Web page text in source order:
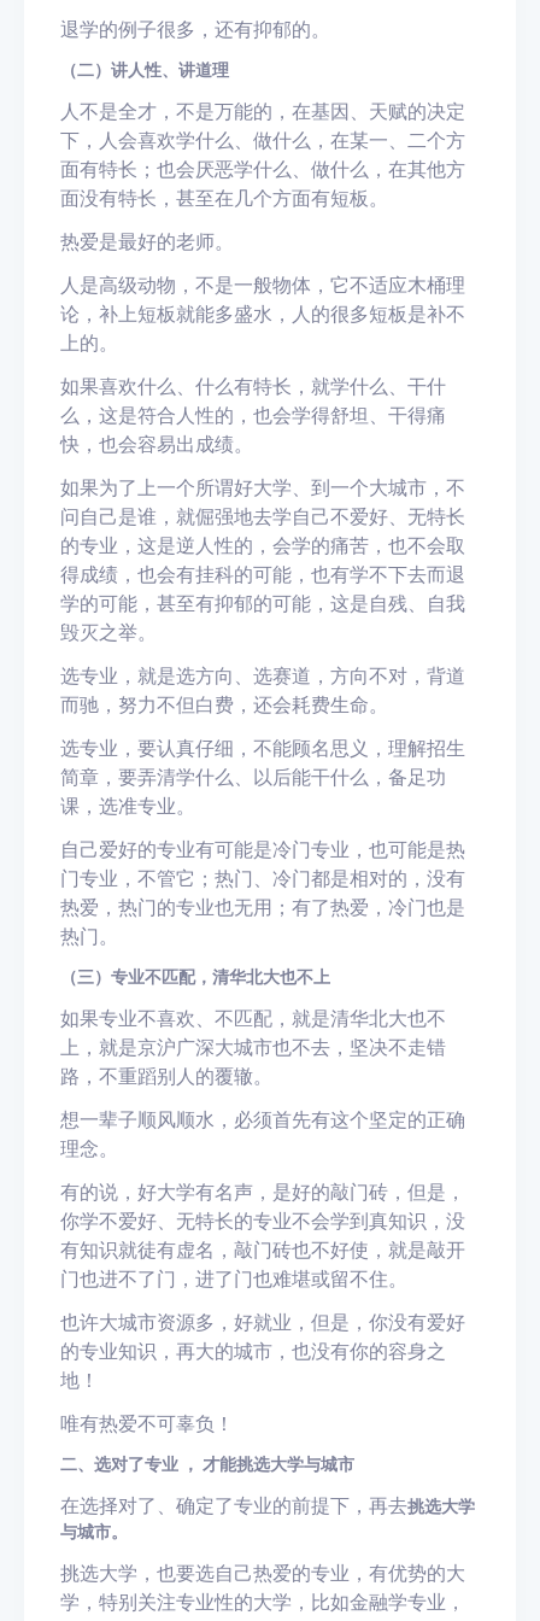
退学的例子很多，还有抑郁的。
（二）讲人性、讲道理
人不是全才，不是万能的，在基因、天赋的决定
下，人会喜欢学什么、做什么，在某一、二个方
面有特长；也会厌恶学什么、做什么，在其他方
面没有特长，甚至在几个方面有短板。
热爱是最好的老师。
人是高级动物，不是一般物体，它不适应木桶理
论，补上短板就能多盛水，人的很多短板是补不
上的。
如果喜欢什么、什么有特长，就学什么、干什
么，这是符合人性的，也会学得舒坦、干得痛
快，也会容易出成绩。
如果为了上一个所谓好大学、到一个大城市，不
问自己是谁，就倔强地去学自己不爱好、无特长
的专业，这是逆人性的，会学的痛苦，也不会取
得成绩，也会有挂科的可能，也有学不下去而退
学的可能，甚至有抑郁的可能，这是自残、自我
毁灭之举。
选专业，就是选方向、选赛道，方向不对，背道
而驰，努力不但白费，还会耗费生命。
选专业，要认真仔细，不能顾名思义，理解招生
简章，要弄清学什么、以后能干什么，备足功
课，选准专业。
自己爱好的专业有可能是冷门专业，也可能是热
门专业，不管它；热门、冷门都是相对的，没有
热爱，热门的专业也无用；有了热爱，冷门也是
热门。
（三）专业不匹配，清华北大也不上
如果专业不喜欢、不匹配，就是清华北大也不
上，就是京沪广深大城市也不去，坚决不走错
路，不重蹈别人的覆辙。
想一辈子顺风顺水，必须首先有这个坚定的正确
理念。
有的说，好大学有名声，是好的敲门砖，但是，
你学不爱好、无特长的专业不会学到真知识，没
有知识就徒有虚名，敲门砖也不好使，就是敲开
门也进不了门，进了门也难堪或留不住。
也许大城市资源多，好就业，但是，你没有爱好
的专业知识，再大的城市，也没有你的容身之
地！
唯有热爱不可辜负！
二、选对了专业 ， 才能挑选大学与城市
在选择对了、确定了专业的前提下，再去挑选大学
与城市。
挑选大学，也要选自己热爱的专业，有优势的大
学，特别关注专业性的大学，比如金融学专业，